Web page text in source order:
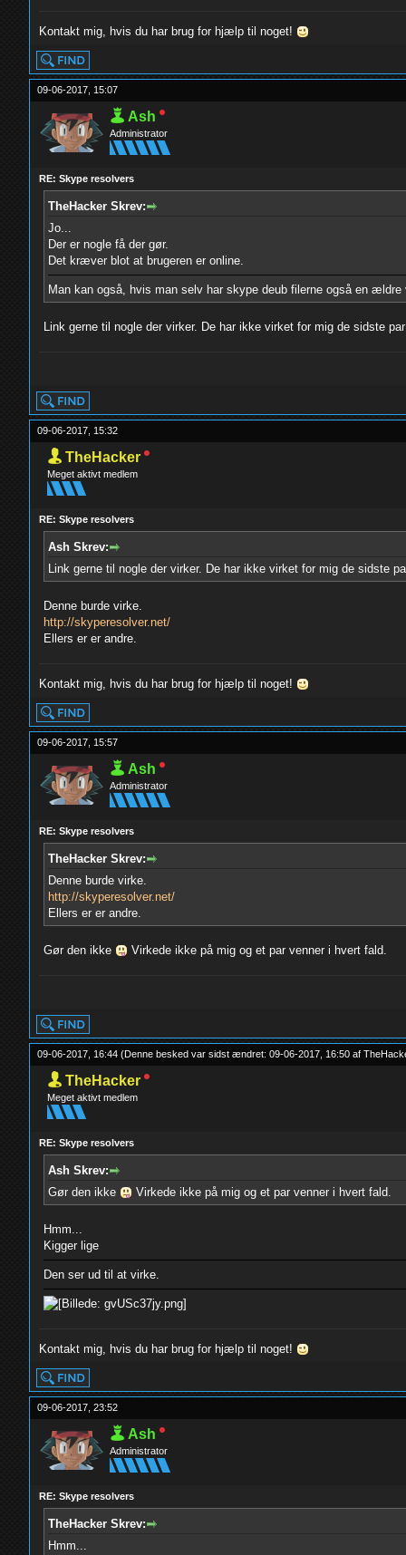
Kontakt mig, hvis du har brug for hjælp til noget!
09-06-2017, 15:07
Ash
Administrator
RE: Skype resolvers
TheHacker Skrev:
Jo...
Der er nogle få der gør.
Det kræver blot at brugeren er online.
Man kan også, hvis man selv har skype deub filerne også en
Link gerne til nogle der virker. De har ikke virket for mig de sidste
09-06-2017, 15:32
TheHacker
Meget aktivt medlem
RE: Skype resolvers
Ash Skrev:
Link gerne til nogle der virker. De har ikke virket for mig de sidste
Denne burde virke.
http://skyperesolver.net/
Ellers er er andre.
Kontakt mig, hvis du har brug for hjælp til noget!
09-06-2017, 15:57
Ash
Administrator
RE: Skype resolvers
TheHacker Skrev:
Denne burde virke.
http://skyperesolver.net/
Ellers er er andre.
Gør den ikke Virkede ikke på mig og et par venner i hvert fald.
09-06-2017, 16:44(Denne besked var sidst ændret: 09-06-2017, 16:50 af
TheHacker
Meget aktivt medlem
RE: Skype resolvers
Ash Skrev:
Gør den ikke
Virkede ikke på mig og et par venner i hvert fald.
Hmm...
Kigger lige
Den ser ud til at virke.
Kontakt mig, hvis du har brug for hjælp til noget!
09-06-2017, 23:52
Ash
Administrator
RE: Skype resolvers
TheHacker Skrev:
Hmm...